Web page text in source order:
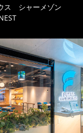
ス シャーメゾン